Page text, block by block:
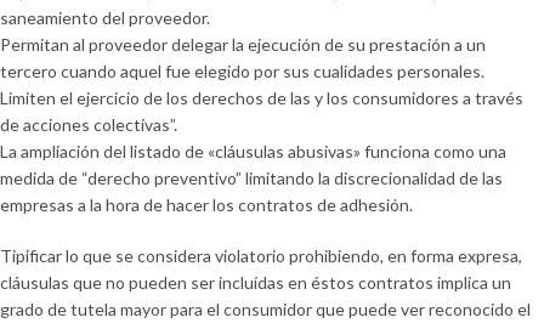
saneamiento del proveedor.
Permitan al proveedor delegar la ejecución de su prestación a un
tercero cuando aquel fue elegido por sus cualidades personales.
Limiten el ejercicio de los derechos de las y los consumidores a través
de acciones colectivas”.
La ampliación del listado de «cláusulas abusivas» funciona como una
medida de “derecho preventivo” limitando la discrecionalidad de las
empresas a la hora de hacer los contratos de adhesión.
Tipificar lo que se considera violatorio prohibiendo, en forma expresa,
cláusulas que no pueden ser incluídas en éstos contratos implica un
grado de tutela mayor para el consumidor que puede ver reconocido el